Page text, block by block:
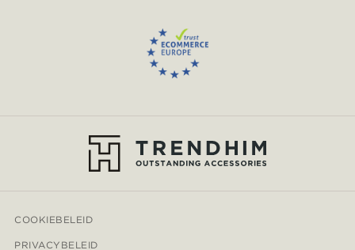
COOKIEBELEID
PRIVACYBELEID